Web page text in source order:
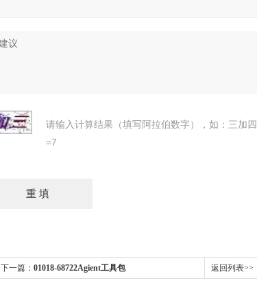
请输入计算结果（填写阿拉伯数字），如：三加四
=7
下一篇： 01018-68722Agient工具包 返回列表>>